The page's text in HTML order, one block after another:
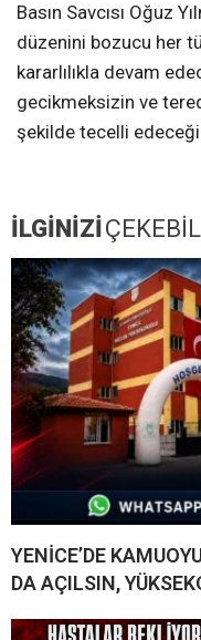
Basın Savcısı Oğuz
düzenini bozucu her
kararlılıkla devam
gecikmeksizin ve
şekilde tecelli
İLGİNİZİ
YENİCE’DE
DA AÇILSIN,